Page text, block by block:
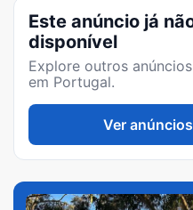
Este anúncio já
disponível
Explore outros anúncios
em Portugal.
Ver anúncios